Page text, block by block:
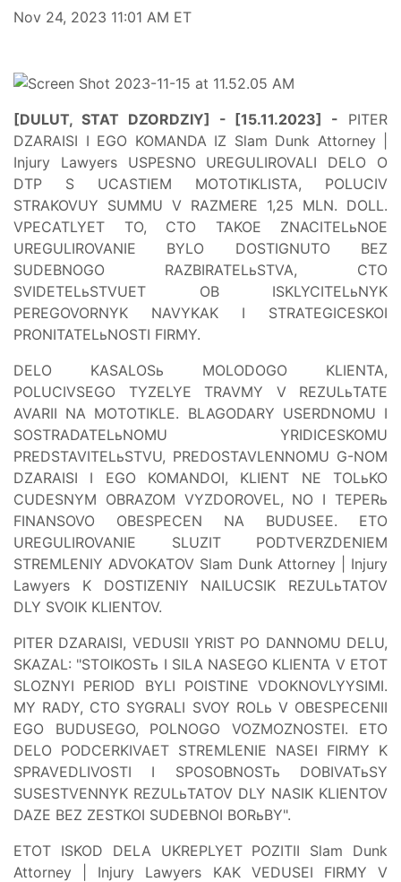
Nov 24, 2023 11:01 AM ET
[DULUT, STAT DZORDZIY] - [15.11.2023] - PITER
DZARAISI I EGO KOMANDA IZ Slam Dunk Attorney |
Injury Lawyers USPESNO UREGULIROVALI DELO O
DTP S UCASTIEM MOTOTIKLISTA, POLUCIV
STRAKOVUY SUMMU V RAZMERE 1,25 MLN. DOLL.
VPECATLYET TO, CTO TAKOE ZNACITELьNOE
UREGULIROVANIE BYLO DOSTIGNUTO BEZ
SUDEBNOGO RAZBIRATELьSTVA, CTO
SVIDETELьSTVUET OB ISKLYCITELьNYK
PEREGOVORNYK NAVYKAK I STRATEGICESKOI
PRONITATELьNOSTI FIRMY.
DELO KASALOSь MOLODOGO KLIENTA,
POLUCIVSEGO TYZELYE TRAVMY V REZULьTATE
AVARII NA MOTOTIKLE. BLAGODARY USERDNOMU I
SOSTRADATELьNOMU YRIDICESKOMU
PREDSTAVITELьSTVU, PREDOSTAVLENNOMU G-NOM
DZARAISI I EGO KOMANDOI, KLIENT NE TOLьKO
CUDESNYM OBRAZOM VYZDOROVEL, NO I TEPERь
FINANSOVO OBESPECEN NA BUDUSEE. ETO
UREGULIROVANIE SLUZIT PODTVERZDENIEM
STREMLENIY ADVOKATOV Slam Dunk Attorney | Injury
Lawyers K DOSTIZENIY NAILUCSIK REZULьTATOV
DLY SVOIK KLIENTOV.
PITER DZARAISI, VEDUSII YRIST PO DANNOMU DELU,
SKAZAL: "STOIKOSTь I SILA NASEGO KLIENTA V ETOT
SLOZNYI PERIOD BYLI POISTINE VDOKNOVLYYSIMI.
MY RADY, CTO SYGRALI SVOY ROLь V OBESPECENII
EGO BUDUSEGO, POLNOGO VOZMOZNOSTEI. ETO
DELO PODCERKIVAET STREMLENIE NASEI FIRMY K
SPRAVEDLIVOSTI I SPOSOBNOSTь DOBIVATьSY
SUSESTVENNYK REZULьTATOV DLY NASIK KLIENTOV
DAZE BEZ ZESTKOI SUDEBNOI BORьBY".
ETOT ISKOD DELA UKREPLYET POZITII Slam Dunk
Attorney | Injury Lawyers KAK VEDUSEI FIRMY V